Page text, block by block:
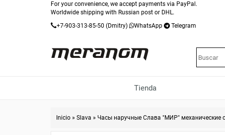
For your convenience, we accept payments via PayPal.
Worldwide shipping with Russian post or DHL.
+7-903-313-85-50 (Dmitry) WhatsApp Telegram
Tienda
Inicio » Slava » Часы наручные Слава "МИР" механические